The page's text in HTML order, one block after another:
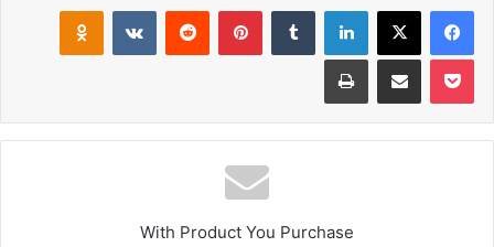
فيسبوك ‫X لينكدإن بينتيريست
‫Pocket مشاركة عبر البريد طباعة
With Product You Purchase